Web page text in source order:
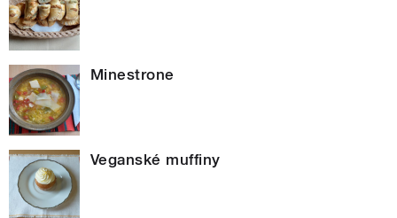
Minestrone
Veganské muffiny